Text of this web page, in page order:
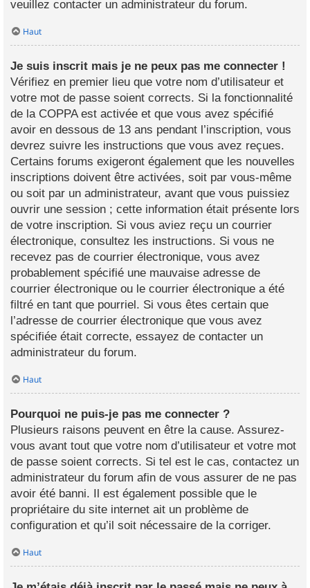
veuillez contacter un administrateur du forum.
Haut
Je suis inscrit mais je ne peux pas me connecter !
Vérifiez en premier lieu que votre nom d’utilisateur et
votre mot de passe soient corrects. Si la fonctionnalité
de la COPPA est activée et que vous avez spécifié
avoir en dessous de 13 ans pendant l’inscription, vous
devrez suivre les instructions que vous avez reçues.
Certains forums exigeront également que les nouvelles
inscriptions doivent être activées, soit par vous-même
ou soit par un administrateur, avant que vous puissiez
ouvrir une session ; cette information était présente lors
de votre inscription. Si vous aviez reçu un courrier
électronique, consultez les instructions. Si vous ne
recevez pas de courrier électronique, vous avez
probablement spécifié une mauvaise adresse de
courrier électronique ou le courrier électronique a été
filtré en tant que pourriel. Si vous êtes certain que
l’adresse de courrier électronique que vous avez
spécifiée était correcte, essayez de contacter un
administrateur du forum.
Haut
Pourquoi ne puis-je pas me connecter ?
Plusieurs raisons peuvent en être la cause. Assurez-
vous avant tout que votre nom d’utilisateur et votre mot
de passe soient corrects. Si tel est le cas, contactez un
administrateur du forum afin de vous assurer de ne pas
avoir été banni. Il est également possible que le
propriétaire du site internet ait un problème de
configuration et qu’il soit nécessaire de la corriger.
Haut